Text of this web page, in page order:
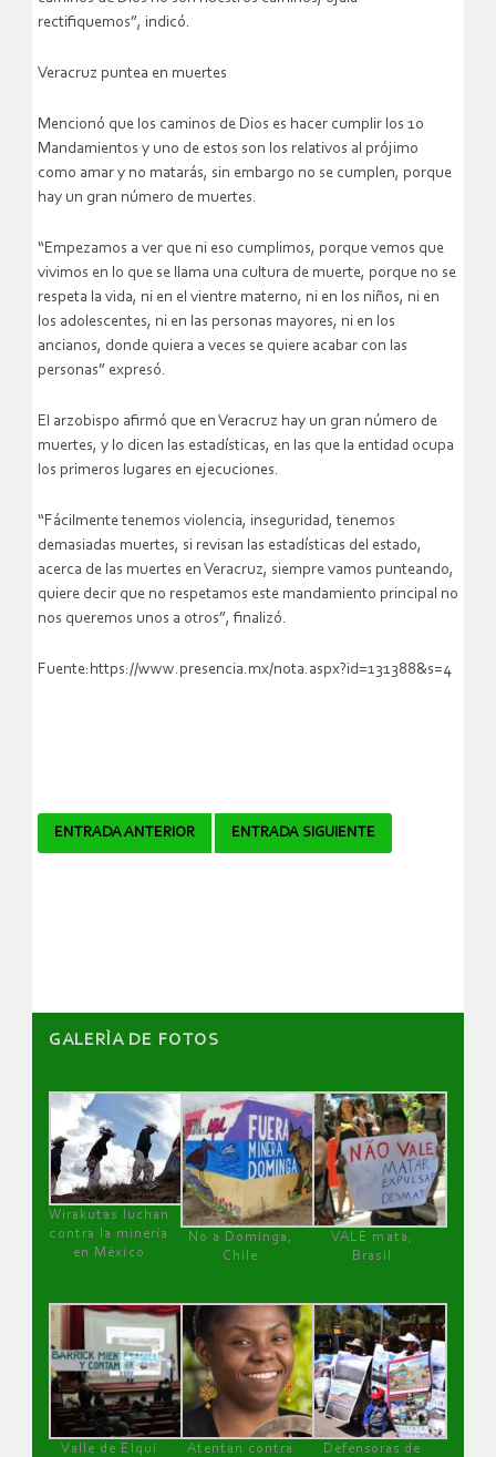
rectifiquemos”, indicó.
Veracruz puntea en muertes
Mencionó que los caminos de Dios es hacer cumplir los 10
Mandamientos y uno de estos son los relativos al prójimo
como amar y no matarás, sin embargo no se cumplen, porque
hay un gran número de muertes.
“Empezamos a ver que ni eso cumplimos, porque vemos que
vivimos en lo que se llama una cultura de muerte, porque no se
respeta la vida, ni en el vientre materno, ni en los niños, ni en
los adolescentes, ni en las personas mayores, ni en los
ancianos, donde quiera a veces se quiere acabar con las
personas” expresó.
El arzobispo afirmó que en Veracruz hay un gran número de
muertes, y lo dicen las estadísticas, en las que la entidad ocupa
los primeros lugares en ejecuciones.
“Fácilmente tenemos violencia, inseguridad, tenemos
demasiadas muertes, si revisan las estadísticas del estado,
acerca de las muertes en Veracruz, siempre vamos punteando,
quiere decir que no respetamos este mandamiento principal no
nos queremos unos a otros”, finalizó.
Fuente:https://www.presencia.mx/nota.aspx?id=131388&s=4
Navegador
ENTRADA ANTERIOR ENTRADA SIGUIENTE
GALERÌA DE FOTOS
Wirakutas luchan
contra la minería
en México
No a Dominga,
Chile
VALE mata,
Brasil
Valle de Elqui
Atentan contra
Defensoras de